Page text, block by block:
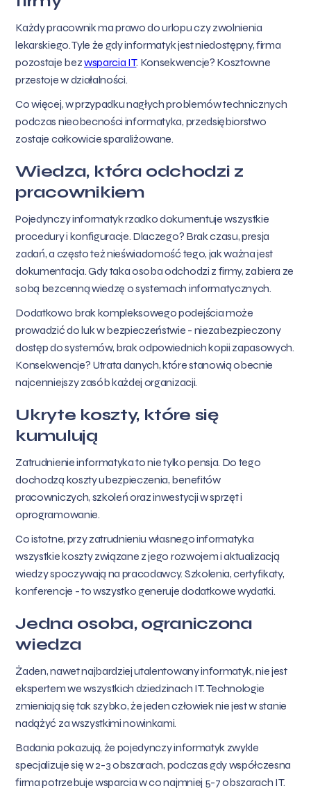
Każdy pracownik ma prawo do urlopu czy zwolnienia
lekarskiego. Tyle że gdy informatyk jest niedostępny, firma
pozostaje bezwsparcia IT. Konsekwencje? Kosztowne
przestoje w działalności.
Co więcej, w przypadku nagłych problemów technicznych
podczas nieobecności informatyka, przedsiębiorstwo
zostaje całkowicie sparaliżowane.
Wiedza, która odchodzi z
pracownikiem
Pojedynczy informatyk rzadko dokumentuje wszystkie
procedury i konfiguracje. Dlaczego? Brak czasu, presja
zadań, a często też nieświadomość tego, jak ważna jest
dokumentacja. Gdy taka osoba odchodzi z firmy, zabiera ze
sobą bezcenną wiedzę o systemach informatycznych.
Dodatkowo brak kompleksowego podejścia może
prowadzić do luk w bezpieczeństwie - niezabezpieczony
dostęp do systemów, brak odpowiednich kopii zapasowych.
Konsekwencje? Utrata danych, które stanowią obecnie
najcenniejszy zasób każdej organizacji.
Ukryte koszty, które się
kumulują
Zatrudnienie informatyka to nie tylko pensja. Do tego
dochodzą koszty ubezpieczenia, benefitów
pracowniczych, szkoleń oraz inwestycji w sprzęt i
oprogramowanie.
Co istotne, przy zatrudnieniu własnego informatyka
wszystkie koszty związane z jego rozwojem i aktualizacją
wiedzy spoczywają na pracodawcy. Szkolenia, certyfikaty,
konferencje - to wszystko generuje dodatkowe wydatki.
Jedna osoba, ograniczona
wiedza
Żaden, nawet najbardziej utalentowany informatyk, nie jest
ekspertem we wszystkich dziedzinach IT. Technologie
zmieniają się tak szybko, że jeden człowiek nie jest w stanie
nadążyć za wszystkimi nowinkami.
Badania pokazują, że pojedynczy informatyk zwykle
specjalizuje się w 2-3 obszarach, podczas gdy współczesna
firma potrzebuje wsparcia w co najmniej 5-7 obszarach IT.